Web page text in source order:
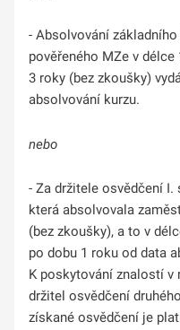
- Absolvování
pověřeného MZe v
3 roky (bez zkoušky)
absolvování kurzu.
nebo
- Za držitele osvědčení I.
která absolvovala
(bez zkoušky), a to v
po dobu 1 roku od data
K poskytování znalostí v
držitel osvědčení
získané osvědčení je